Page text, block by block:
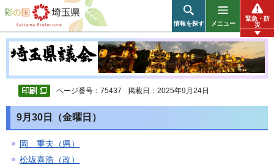
彩の国 埼玉県
情報を探す メニュー
緊急・防
災
ページ番号：75437 掲載日：2025年9月24日
9月30日（金曜日）
岡 重夫（県）
松坂喜浩（改）